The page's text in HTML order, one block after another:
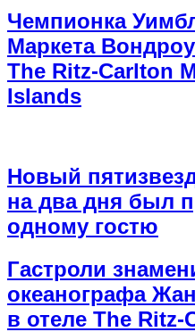
Чемпионка
Маркета
The Ritz-Carlton
Islands
Новый
на два дня был
одному гостю
Гастроли
океанографа
в отеле The